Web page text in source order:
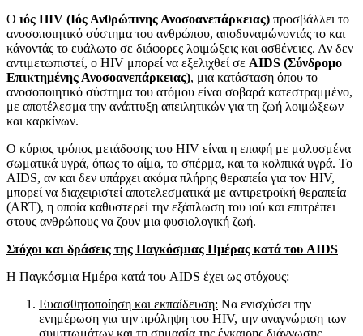
Ο ιός HIV (Ιός Ανθρώπινης Ανοσοανεπάρκειας) προσβάλλει το
ανοσοποιητικό σύστημα του ανθρώπου, αποδυναμώνοντάς το και
κάνοντάς το ευάλωτο σε διάφορες λοιμώξεις και ασθένειες. Αν δεν
αντιμετωπιστεί, ο HIV μπορεί να εξελιχθεί σε AIDS (Σύνδρομο
Επικτημένης Ανοσοανεπάρκειας), μια κατάσταση όπου το
ανοσοποιητικό σύστημα του ατόμου είναι σοβαρά κατεστραμμένο,
με αποτέλεσμα την ανάπτυξη απειλητικών για τη ζωή λοιμώξεων
και καρκίνων.
Ο κύριος τρόπος μετάδοσης του HIV είναι η επαφή με μολυσμένα
σωματικά υγρά, όπως το αίμα, το σπέρμα, και τα κολπικά υγρά. Το
AIDS, αν και δεν υπάρχει ακόμα πλήρης θεραπεία για τον HIV,
μπορεί να διαχειριστεί αποτελεσματικά με αντιρετροϊκή θεραπεία
(ART), η οποία καθυστερεί την εξάπλωση του ιού και επιτρέπει
στους ανθρώπους να ζουν μια φυσιολογική ζωή.
Στόχοι και δράσεις της Παγκόσμιας Ημέρας κατά του AIDS
Η Παγκόσμια Ημέρα κατά του AIDS έχει ως στόχους:
Ευαισθητοποίηση και εκπαίδευση: Να ενισχύσει την
ενημέρωση για την πρόληψη του HIV, την αναγνώριση των
συμπτωμάτων και τη σημασία της έγκαιρης διάγνωσης.